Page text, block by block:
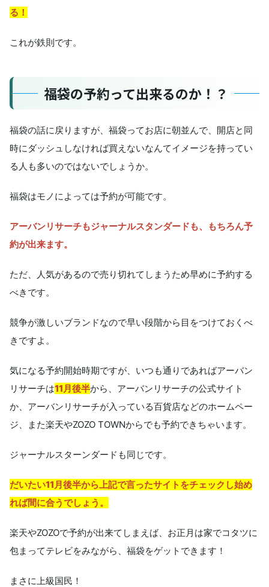
る！
これが鉄則です。
福袋の予約って出来るのか！？
福袋の話に戻りますが、福袋ってお店に朝並んで、開店と同
時にダッシュしなければ買えないなんてイメージを持ってい
る人も多いのではないでしょうか。
福袋はモノによっては予約が可能です。
アーバンリサーチもジャーナルスタンダードも、もちろん予
約が出来ます。
ただ、人気があるので売り切れてしまうため早めに予約する
べきです。
競争が激しいブランドなので早い段階から目をつけておくべ
きですよ。
気になる予約開始時期ですが、いつも通りであればアーバン
リサーチは11月後半から、アーバンリサーチの公式サイト
か、アーバンリサーチが入っている百貨店などのホームペー
ジ、また楽天やZOZO TOWNからでも予約できちゃいます。
ジャーナルスターンダードも同じです。
だいたい11月後半から上記で言ったサイトをチェックし始め
れば間に合うでしょう。
楽天やZOZOで予約が出来てしまえば、お正月は家でコタツに
包まってテレビをみながら、福袋をゲットできます！
まさに上級国民！